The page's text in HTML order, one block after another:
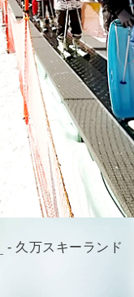
- 久万スキーランド